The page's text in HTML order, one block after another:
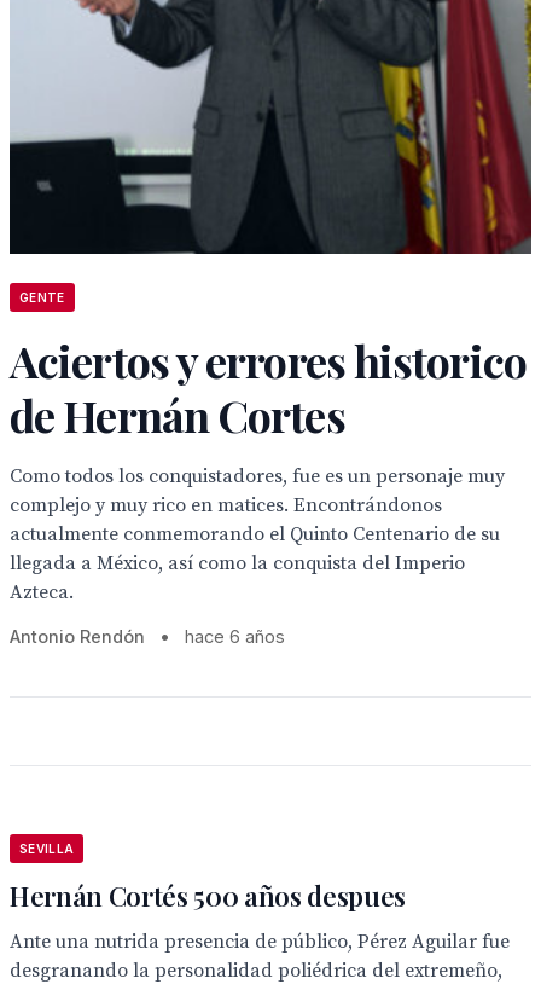
GENTE
Aciertos y errores historico
de Hernán Cortes
Como todos los conquistadores, fue es un personaje muy
complejo y muy rico en matices. Encontrándonos
actualmente conmemorando el Quinto Centenario de su
llegada a México, así como la conquista del Imperio
Azteca.
Antonio Rendón • hace 6 años
SEVILLA
Hernán Cortés 500 años despues
Ante una nutrida presencia de público, Pérez Aguilar fue
desgranando la personalidad poliédrica del extremeño,